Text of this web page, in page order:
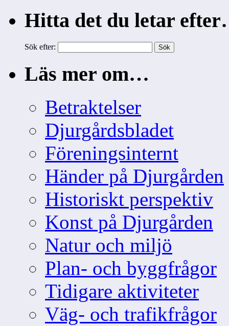
Hitta det du letar
Sök efter:
Läs mer om…
Betraktelser
Djurgårdsbladet
Föreningsinternt
Händer på Djurgården
Historiskt perspektiv
Konst på Djurgården
Natur och miljö
Plan- och byggfrågor
Tidigare aktiviteter
Väg- och trafikfrågor